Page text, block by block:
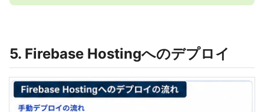
5. Firebase Hostingへのデプロイ